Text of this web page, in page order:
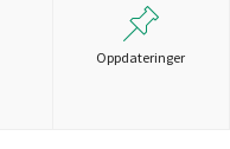
Oppdateringer